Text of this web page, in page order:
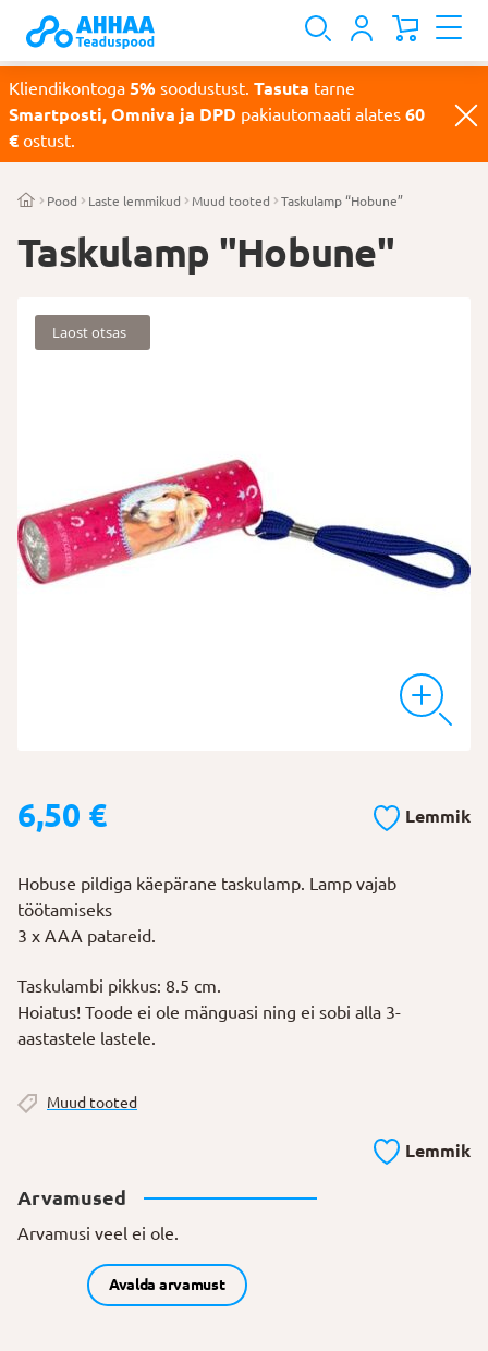
Kliendikontoga 5% soodustust. Tasuta tarne
Smartposti, Omniva ja DPD pakiautomaati alates 60
€ ostust.
Pood Laste lemmikud Muud tooted Taskulamp “Hobune”
Taskulamp "Hobune"
Laost otsas
6,50 € Lemmik
Hobuse pildiga käepärane taskulamp. Lamp vajab
töötamiseks
3 x AAA patareid.
Taskulambi pikkus: 8.5 cm.
Hoiatus! Toode ei ole mänguasi ning ei sobi alla 3-
aastastele lastele.
Lemmik
Muud tooted
Arvamused
Arvamusi veel ei ole.
Avalda arvamust